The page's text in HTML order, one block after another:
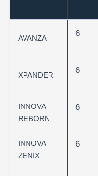
AVANZA
6
XPANDER
6
INNOVA
REBORN
6
INNOVA
ZENIX
6